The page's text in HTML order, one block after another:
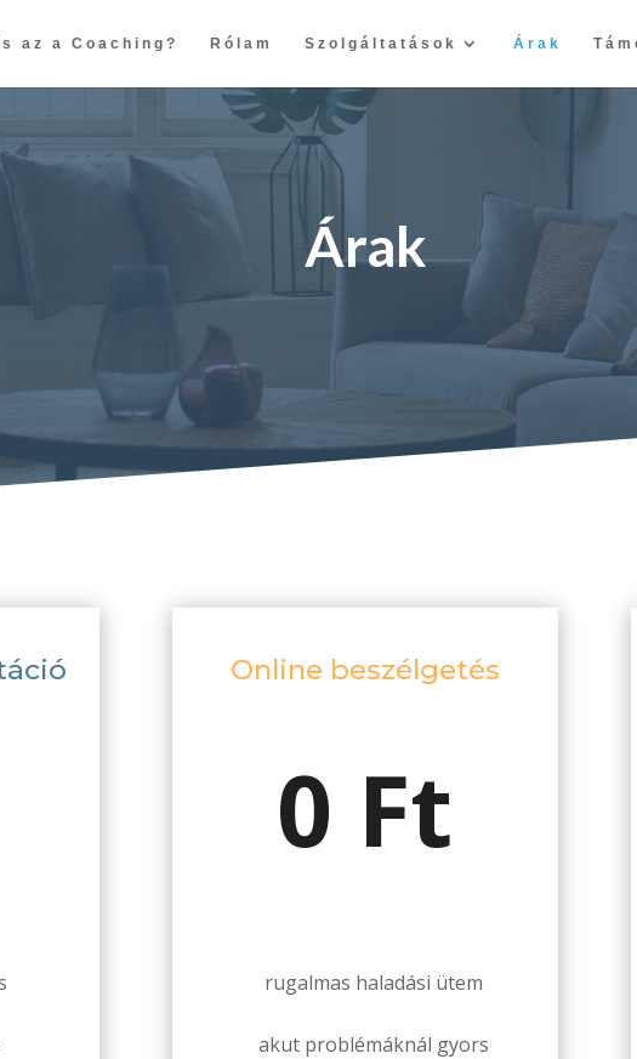
az a Coaching? Rólam Szolgáltatások Árak
Árak
Online beszélgetés
0 Ft
rugalmas haladási ütem
akut problémáknál gyors